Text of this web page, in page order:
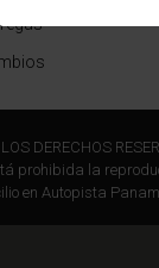
DERECHOS
prohibida la
en Autopista